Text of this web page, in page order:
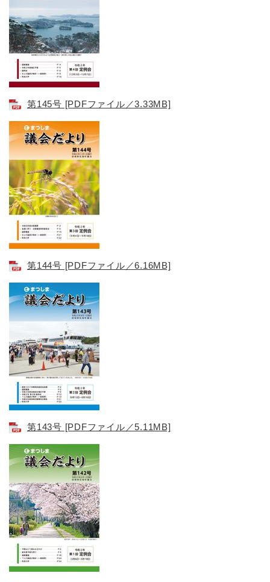
第145号​ [PDFファイル／3.33MB]
第144号 [PDFファイル／6.16MB]
第143号​ [PDFファイル／5.11MB]